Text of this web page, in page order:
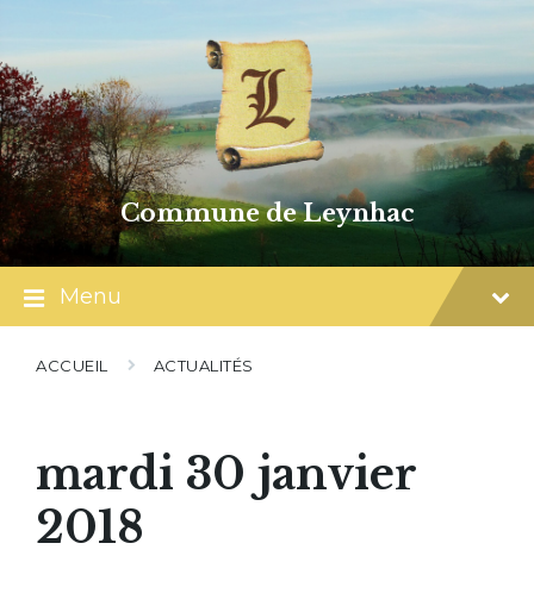
content
main
navigation
footer
Commune de Leynhac
Menu
ACCUEIL ACTUALITÉS
mardi 30 janvier
2018